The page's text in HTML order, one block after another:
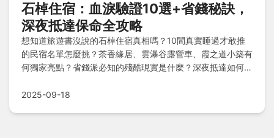
石棹住宿：血淚驗證10選+省錢秘訣，
深夜抵達保命全攻略
想知道旅遊書沒說的石棹住宿真相嗎？10間真實睡過才敢推
的民宿名單怎麼挑？茶香緣居、雲瀑谷露營車、霞之道小築有
何獨家亮點？省錢派必知的殘酷現實是什麼？深夜抵達如何自
2025-09-18